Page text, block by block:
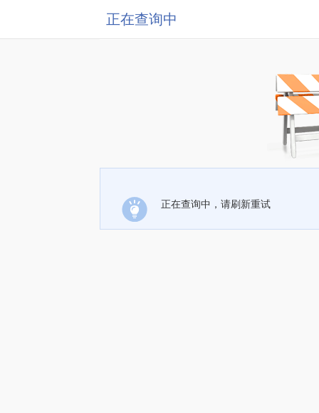
正在查询中
正在查询中，请刷新重试